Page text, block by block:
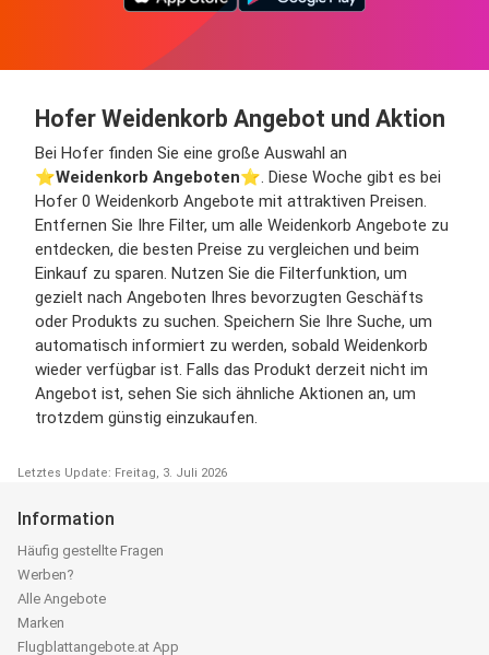
Hofer Weidenkorb Angebot und Aktion
Bei Hofer finden Sie eine große Auswahl an
⭐️Weidenkorb Angeboten⭐️. Diese Woche gibt es bei
Hofer 0 Weidenkorb Angebote mit attraktiven Preisen.
Entfernen Sie Ihre Filter, um alle Weidenkorb Angebote zu
entdecken, die besten Preise zu vergleichen und beim
Einkauf zu sparen. Nutzen Sie die Filterfunktion, um
gezielt nach Angeboten Ihres bevorzugten Geschäfts
oder Produkts zu suchen. Speichern Sie Ihre Suche, um
automatisch informiert zu werden, sobald Weidenkorb
wieder verfügbar ist. Falls das Produkt derzeit nicht im
Angebot ist, sehen Sie sich ähnliche Aktionen an, um
trotzdem günstig einzukaufen.
Letztes Update: Freitag, 3. Juli 2026
Information
Häufig gestellte Fragen
Werben?
Alle Angebote
Marken
Flugblattangebote.at App